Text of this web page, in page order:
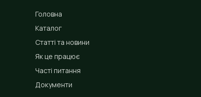
Головна
Каталог
Статті та новини
Як це працює
Часті питання
Документи